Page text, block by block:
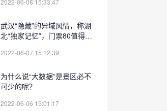
2022-06-08 15:33:47
武汉“隐藏”的异域风情，称湖
北“独家记忆”，门票80值得收
2022-06-07 15:12:39
为什么说“大数据”是景区必不
可少的呢？
2022-06-06 15:01:17